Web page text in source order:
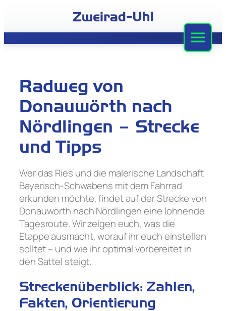
springen
Stellenangebote
Kontakt
Radweg von
Donauwörth nach
Nördlingen – Strecke
und Tipps
Wer das Ries und die malerische Landschaft
Bayerisch-Schwabens mit dem Fahrrad
erkunden möchte, findet auf der Strecke von
Donauwörth nach Nördlingen eine lohnende
Tagesroute. Wir zeigen euch, was die
Etappe ausmacht, worauf ihr euch einstellen
solltet – und wie ihr optimal vorbereitet in
den Sattel steigt.
Streckenüberblick: Zahlen,
Fakten, Orientierung